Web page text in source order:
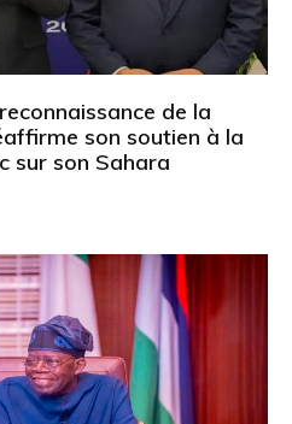
de la
son soutien à la
sur son Sahara